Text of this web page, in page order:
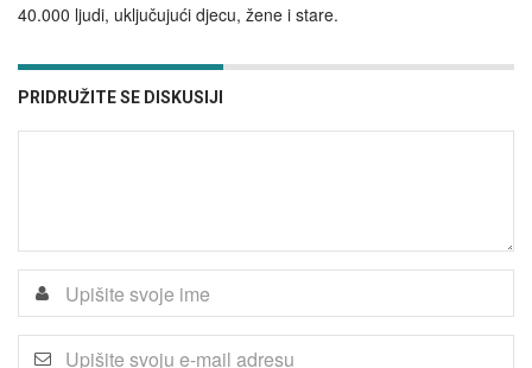
40.000 ljudi, uključujući djecu, žene i stare.
PRIDRUŽITE SE DISKUSIJI